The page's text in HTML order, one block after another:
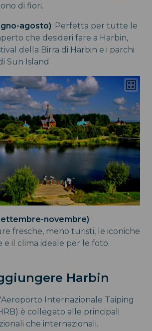
di fiori.
agosto): Perfetta per tutte le
che desideri fare a Harbin,
della Birra di Harbin e i parchi
Sun Island.
novembre):
fresche, meno turisti, le iconiche
e il clima ideale per le foto.
Harbin
Internazionale Taiping
è collegato alle principali
che internazionali.